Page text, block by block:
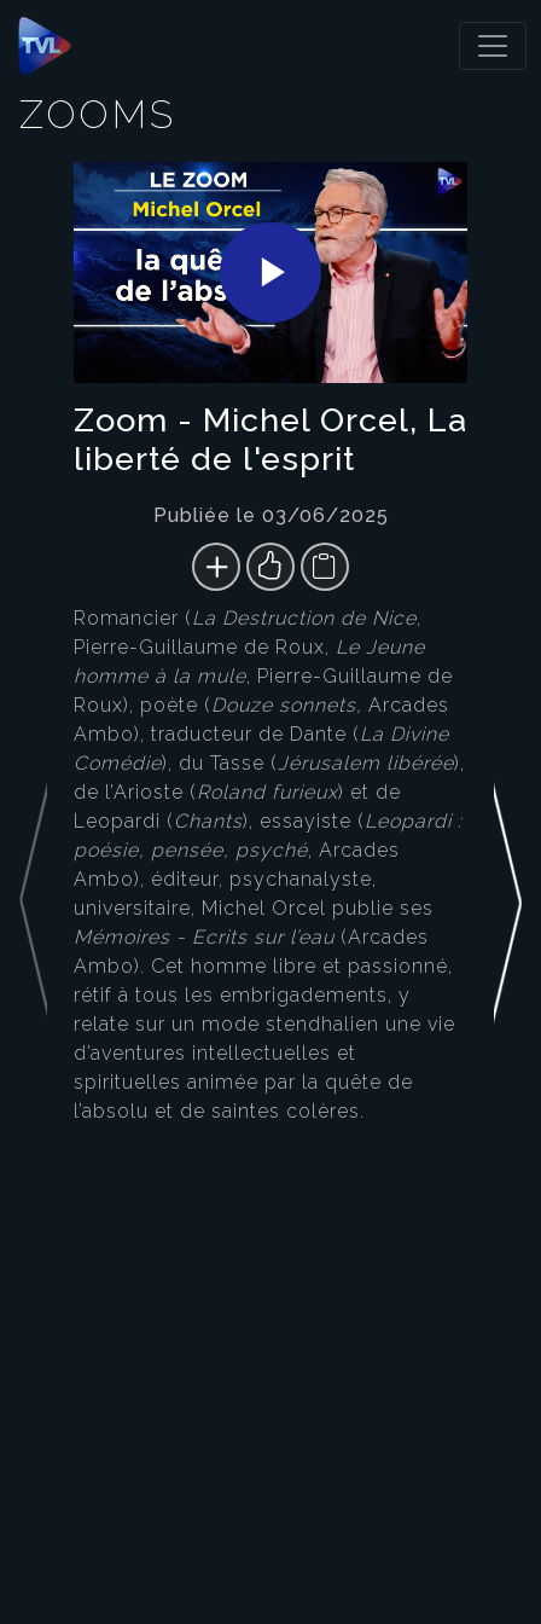
Panneau de gestion des cookies
ZOOMS
Play
Video
Zoom - Michel Orcel, La
liberté de l'esprit
Publiée le 03/06/2025
Romancier (La Destruction de Nice,
Pierre-Guillaume de Roux, Le Jeune
homme à la mule, Pierre-Guillaume de
Roux), poète (Douze sonnets, Arcades
Ambo), traducteur de Dante (La Divine
Comédie), du Tasse (Jérusalem libérée),
de l’Arioste (Roland furieux) et de
Leopardi ( Chants), essayiste (Leopardi :
poésie, pensée, psyché, Arcades
Ambo), éditeur, psychanalyste,
universitaire, Michel Orcel publie ses
Mémoires - Ecrits sur l’eau (Arcades
Ambo). Cet homme libre et passionné,
rétif à tous les embrigadements, y
relate sur un mode stendhalien une vie
d’aventures intellectuelles et
spirituelles animée par la quête de
l’absolu et de saintes colères.